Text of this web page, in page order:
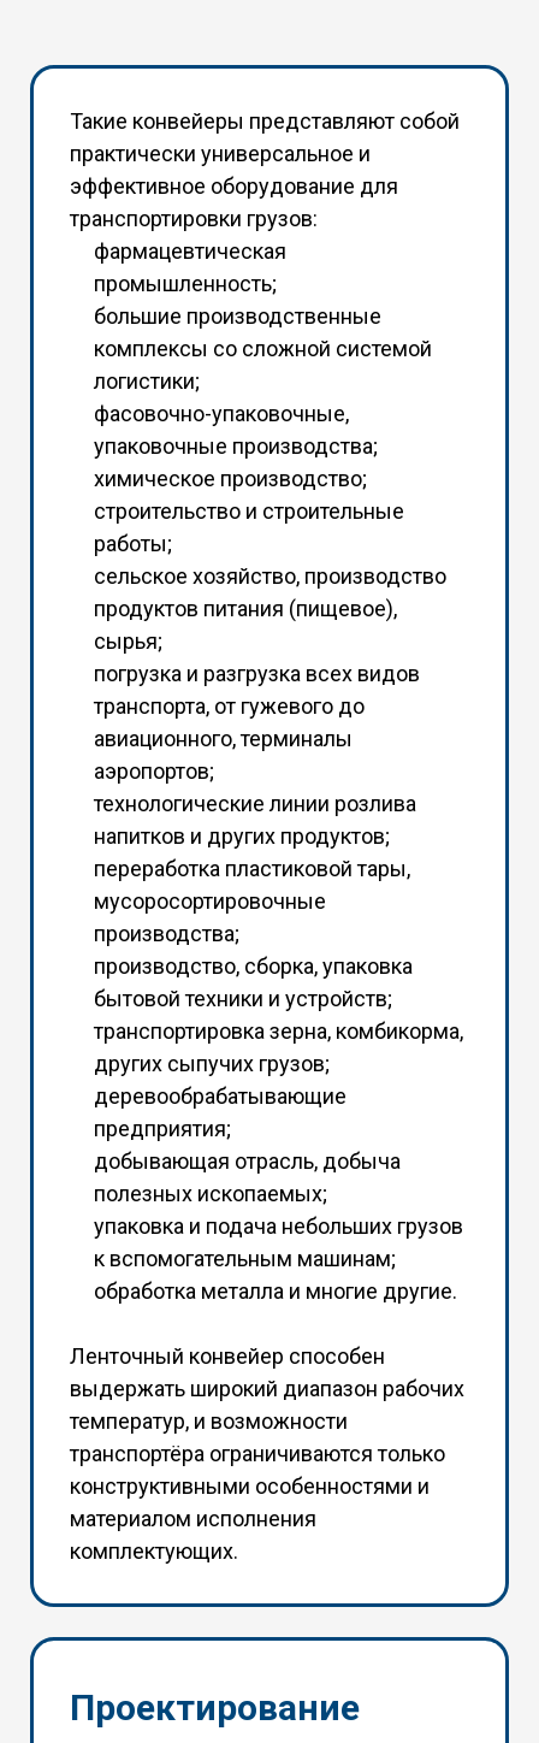
Такие конвейеры представляют собой
практически универсальное и
эффективное оборудование для
транспортировки грузов:
фармацевтическая
промышленность;
большие производственные
комплексы со сложной системой
логистики;
фасовочно-упаковочные,
упаковочные производства;
химическое производство;
строительство и строительные
работы;
сельское хозяйство, производство
продуктов питания (пищевое),
сырья;
погрузка и разгрузка всех видов
транспорта, от гужевого до
авиационного, терминалы
аэропортов;
технологические линии розлива
напитков и других продуктов;
переработка пластиковой тары,
мусоросортировочные
производства;
производство, сборка, упаковка
бытовой техники и устройств;
транспортировка зерна, комбикорма,
других сыпучих грузов;
деревообрабатывающие
предприятия;
добывающая отрасль, добыча
полезных ископаемых;
упаковка и подача небольших грузов
к вспомогательным машинам;
обработка металла и многие другие.
Ленточный конвейер способен
выдержать широкий диапазон рабочих
температур, и возможности
транспортёра ограничиваются только
конструктивными особенностями и
материалом исполнения
комплектующих.
Проектирование